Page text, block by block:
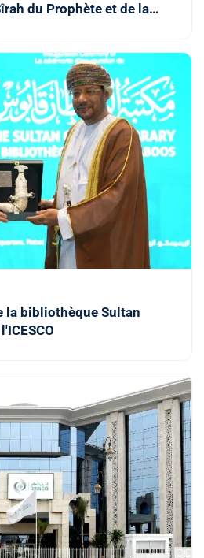
du Prophète et de la
la bibliothèque Sultan